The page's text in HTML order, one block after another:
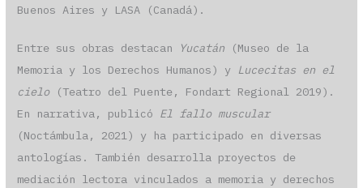
Buenos Aires y LASA (Canadá).
Entre sus obras destacan Yucatán (Museo de la
Memoria y los Derechos Humanos) y Lucecitas en el
cielo(Teatro del Puente, Fondart Regional 2019).
En narrativa, publicó El fallo muscular
(Noctámbula, 2021) y ha participado en diversas
antologías. También desarrolla proyectos de
mediación lectora vinculados a memoria y derechos